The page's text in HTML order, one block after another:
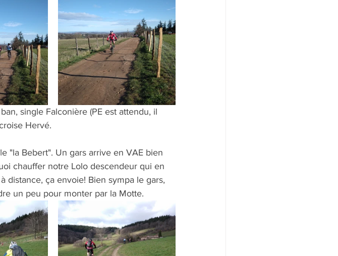
single Falconière (PE est attendu, il
Hervé.
"la Bebert". Un gars arrive en VAE bien
chauffer notre Lolo descendeur qui en
distance, ça envoie! Bien sympa le gars,
un peu pour monter par la Motte.